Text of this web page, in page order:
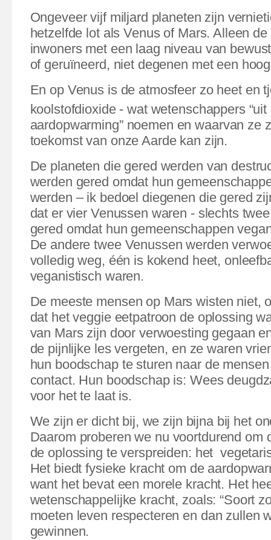
Ongeveer vijf miljard planeten zijn
hetzelfde lot als Venus of Mars. Alleen
inwoners met een laag niveau van
of geruïneerd, niet degenen met een
En op Venus is de atmosfeer zo heet en
koolstofdioxide - wat wetenschappers
aardopwarming” noemen en waarvan ze
toekomst van onze Aarde kan zijn.
De planeten die gered werden van
werden gered omdat hun
werden – ik bedoel diegenen die gered
dat er vier Venussen waren - slechts
gered omdat hun gemeenschappen
De andere twee Venussen werden
volledig weg, één is kokend heet,
veganistisch waren.
De meeste mensen op Mars wisten niet,
dat het veggie eetpatroon de oplossing
van Mars zijn door verwoesting gegaan
de pijnlijke les vergeten, en ze waren
hun boodschap te sturen naar de
contact. Hun boodschap is: Wees
voor het te laat is.
We zijn er dicht bij, we zijn bijna bij het
Daarom proberen we nu voortdurend om
de oplossing te verspreiden: het
Het biedt fysieke kracht om de
want het bevat een morele kracht. Het
wetenschappelijke kracht, zoals: “Soort
moeten leven respecteren en dan zullen
gewinnen.